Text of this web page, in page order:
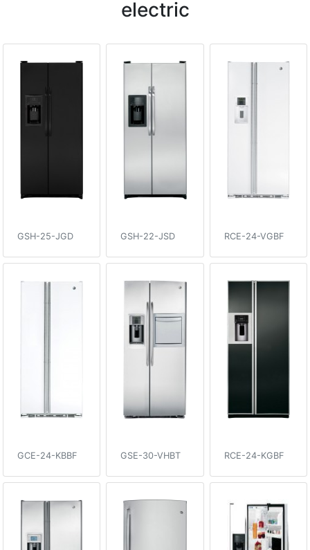
electric
GSH-25-JGD GSH-22-JSD RCE-24-VGBF
GCE-24-KBBF GSE-30-VHBT RCE-24-KGBF